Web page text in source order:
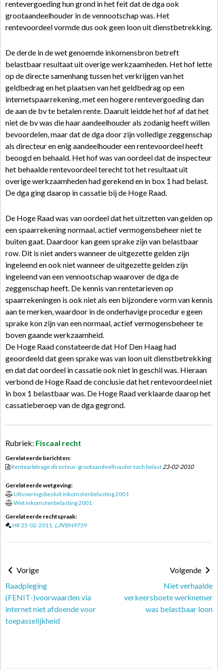
rentevergoeding hun grond in het feit dat de dga ook
grootaandeelhouder in de vennootschap was. Het
rentevoordeel vormde dus ook geen loon uit dienstbetrekking.
De derde in de wet genoemde inkomensbron betreft
belastbaar resultaat uit overige werkzaamheden. Het hof lette
op de directe samenhang tussen het verkrijgen van het
geldbedrag en het plaatsen van het geldbedrag op een
internetspaarrekening, met een hogere rentevergoeding dan
de aan de bv te betalen rente. Daaruit leidde het hof af dat het
niet de bv was die haar aandeelhouder als zodanig heeft willen
bevoordelen, maar dat de dga door zijn volledige zeggenschap
als directeur en enig aandeelhouder een rentevoordeel heeft
beoogd en behaald. Het hof was van oordeel dat de inspecteur
het behaalde rentevoordeel terecht tot het resultaat uit
overige werkzaamheden had gerekend en in box 1 had belast.
De dga ging daarop in cassatie bij de Hoge Raad.
De Hoge Raad was van oordeel dat het uitzetten van gelden op
een spaarrekening normaal, actief vermogensbeheer niet te
buiten gaat. Daardoor kan geen sprake zijn van belastbaar
row. Dit is niet anders wanneer de uitgezette gelden zijn
ingeleend en ook niet wanneer de uitgezette gelden zijn
ingeleend van een vennootschap waarover de dga de
zeggenschap heeft. De kennis van rentetarieven op
spaarrekeningen is ook niet als een bijzondere vorm van kennis
aan te merken, waardoor in de onderhavige procedur e geen
sprake kon zijn van een normaal, actief vermogensbeheer te
boven gaande werkzaamheid.
De Hoge Raad constateerde dat Hof Den Haag had
geoordeeld dat geen sprake was van loon uit dienstbetrekking
en dat dat oordeel in cassatie ook niet in geschil was. Hieraan
verbond de Hoge Raad de conclusie dat het rentevoordeel niet
in box 1 belastbaar was. De Hoge Raad verklaarde daarop het
cassatieberoep van de dga gegrond.
Rubriek: Fiscaal recht
Gerelateerde berichten:
Rentearbitrage directeur-grootaandeelhouder toch belast23-02-2010
Gerelateerde wetgeving:
Uitvoeringsbesluit inkomstenbelasting 2001
Wet inkomstenbelasting 2001
Gerelateerde rechtspraak:
HR 25-02-2011, LJNBN9739
Vorige
Raadpleging
(FENIT-)voorwaarden via
internet niet afdoende voor
toepasselijkheid
Volgende
Niet verhaalde
verkeersboete werknemer
was belastbaar loon